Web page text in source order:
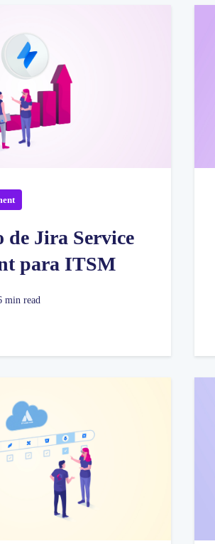
de Jira Service
para ITSM
min read